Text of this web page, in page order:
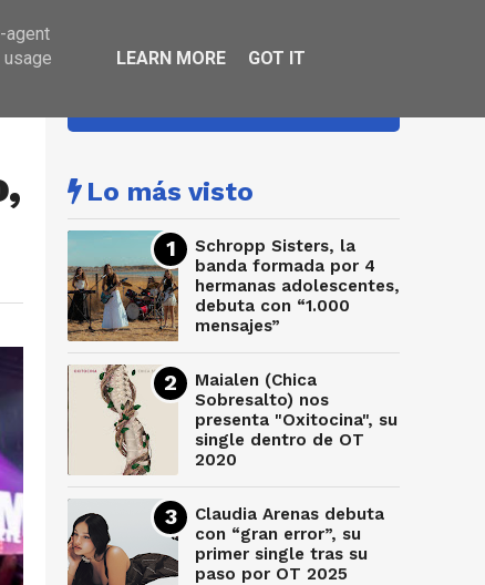
Lo más visto
Schropp Sisters, la
banda formada por 4
hermanas adolescentes,
debuta con “1.000
mensajes”
Maialen (Chica
Sobresalto) nos
presenta "Oxitocina", su
single dentro de OT
2020
Claudia Arenas debuta
con “gran error”, su
primer single tras su
paso por OT 2025
agent
LEARN MORE GOT IT